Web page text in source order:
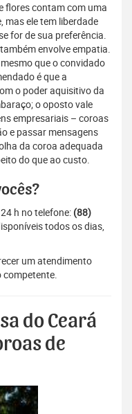
flores contam com uma
mas ele tem liberdade
for de sua preferência.
envolve empatia.
que o convidado
é que a
o poder aquisitivo da
o oposto vale
empresariais – coroas
e passar mensagens
da coroa adequada
do que ao custo.
h no telefone: (88)
todos os dias,
um atendimento
competente.
do Ceará
de